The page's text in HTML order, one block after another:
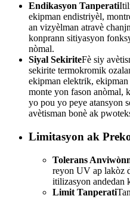
Endikasyon Tanperati
ekipman endistriyèl,
an vizyèlman atravè
konprann sitiyasyon
nòmal.
Siyal SekiriteFè siy
sekirite termokromik
ekipman elektrik,
monte yon fason anòmal,
yo pou yo peye atansyon
avètisman bonè ak
Limitasyon ak
Tolerans
reyon UV ap lakòz
itilizasyon andedan
Limit Tanperati